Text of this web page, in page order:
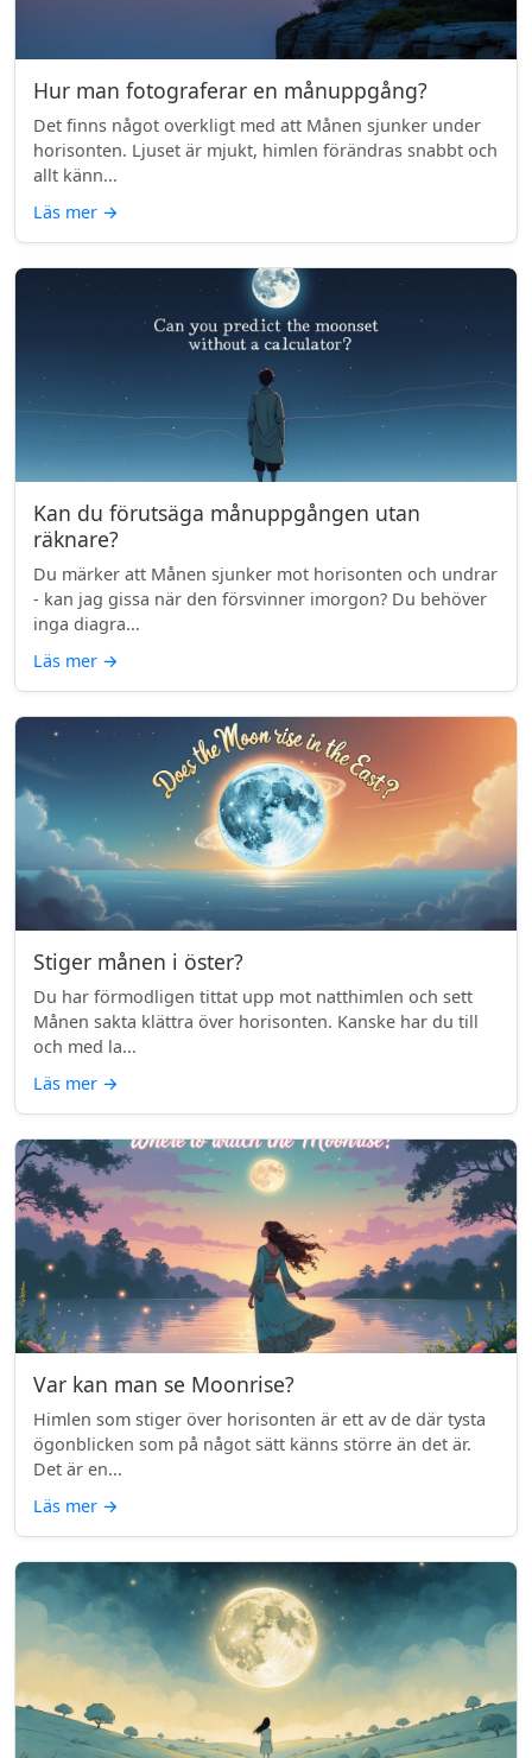
Hur man fotograferar en månuppgång?
Det finns något overkligt med att Månen sjunker under
horisonten. Ljuset är mjukt, himlen förändras snabbt och
allt känn...
Läs mer →
Kan du förutsäga månuppgången utan
räknare?
Du märker att Månen sjunker mot horisonten och undrar
- kan jag gissa när den försvinner imorgon? Du behöver
inga diagra...
Läs mer →
Stiger månen i öster?
Du har förmodligen tittat upp mot natthimlen och sett
Månen sakta klättra över horisonten. Kanske har du till
och med la...
Läs mer →
Var kan man se Moonrise?
Himlen som stiger över horisonten är ett av de där tysta
ögonblicken som på något sätt känns större än det är.
Det är en...
Läs mer →